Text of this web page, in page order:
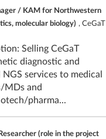
/ KAM for Northwestern
molecular biology) , CeGaT
Selling CeGaT
diagnostic and
services to medical
MDs and
pharma...
(role in the project